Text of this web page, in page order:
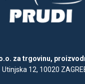
za trgovinu,
Utinjska 12, 10020